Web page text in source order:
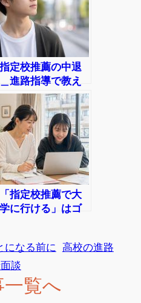
指定校推薦の中退
＿進路指導で教え
くれない“中退
者”の話
「指定校推薦で大
学に行ける」はゴ
でほしい話
になる前に
高校の進路
談
覧へ